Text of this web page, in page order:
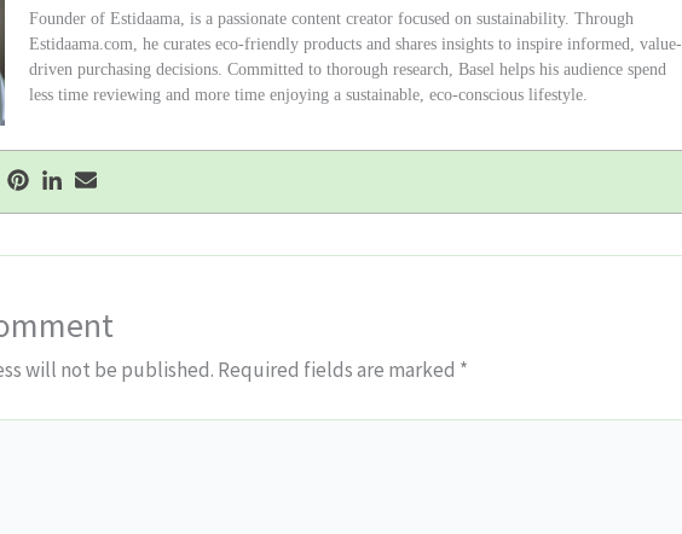
Founder of Estidaama, is a passionate content creator focused on sustainability. Through
Estidaama.com, he curates eco-friendly products and shares insights to inspire informed, value-
driven purchasing decisions. Committed to thorough research, Basel helps his audience spend
less time reviewing and more time enjoying a sustainable, eco-conscious lifestyle.
will not be published. Required fields are marked *